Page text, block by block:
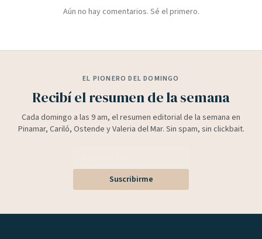
Aún no hay comentarios. Sé el primero.
EL PIONERO DEL DOMINGO
Recibí el resumen de la semana
Cada domingo a las 9 am, el resumen editorial de la semana en
Pinamar, Cariló, Ostende y Valeria del Mar. Sin spam, sin clickbait.
Suscribirme